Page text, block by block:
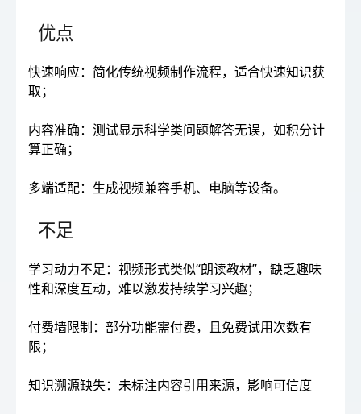
优点
快速响应：简化传统视频制作流程，适合快速知识获
取；
内容准确：测试显示科学类问题解答无误，如积分计
算正确；
多端适配：生成视频兼容手机、电脑等设备。
不足
学习动力不足：视频形式类似“朗读教材”，缺乏趣味
性和深度互动，难以激发持续学习兴趣；
付费墙限制：部分功能需付费，且免费试用次数有
限；
知识溯源缺失：未标注内容引用来源，影响可信度